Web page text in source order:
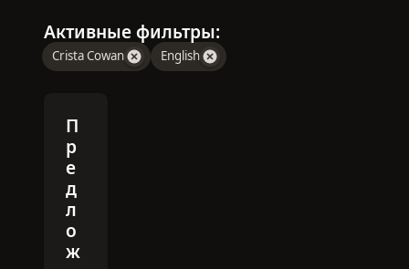
Активные фильтры:
Crista Cowan English
П
р
е
д
л
о
ж